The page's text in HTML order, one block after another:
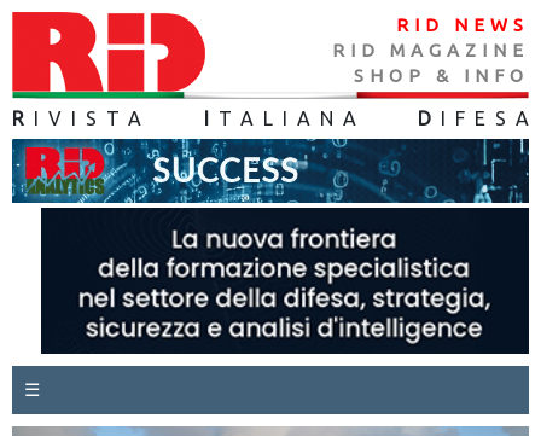
RID NEWS
RID MAGAZINE
SHOP & INFO
R IVISTA TALIANA D IFES A
☰